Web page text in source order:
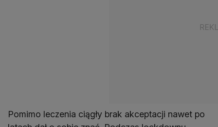
Pomimo leczenia ciągły brak akceptacji nawet po